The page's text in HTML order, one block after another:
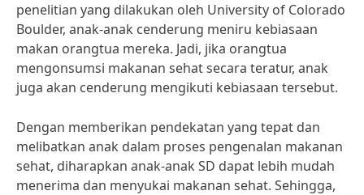
penelitian yang dilakukan oleh University of Colorado
Boulder, anak-anak cenderung meniru kebiasaan
makan orangtua mereka. Jadi, jika orangtua
mengonsumsi makanan sehat secara teratur, anak
juga akan cenderung mengikuti kebiasaan tersebut.
Dengan memberikan pendekatan yang tepat dan
melibatkan anak dalam proses pengenalan makanan
sehat, diharapkan anak-anak SD dapat lebih mudah
menerima dan menyukai makanan sehat. Sehingga,